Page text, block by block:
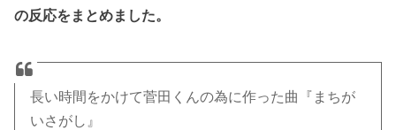
の反応をまとめました。
長い時間をかけて菅田くんの為に作った曲『まちが
いさがし』